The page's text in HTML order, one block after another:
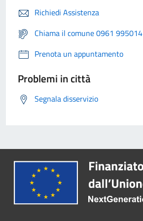
Richiedi Assistenza
Chiama il comune 0961 995014
Prenota un appuntamento
Problemi in città
Segnala disservizio